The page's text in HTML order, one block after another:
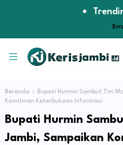
Beranda
Bupati Hurmin Sambut Tim
Komitmen Keterbukaan Informasi
Bupati Hurmin
Jambi, Sampaikan